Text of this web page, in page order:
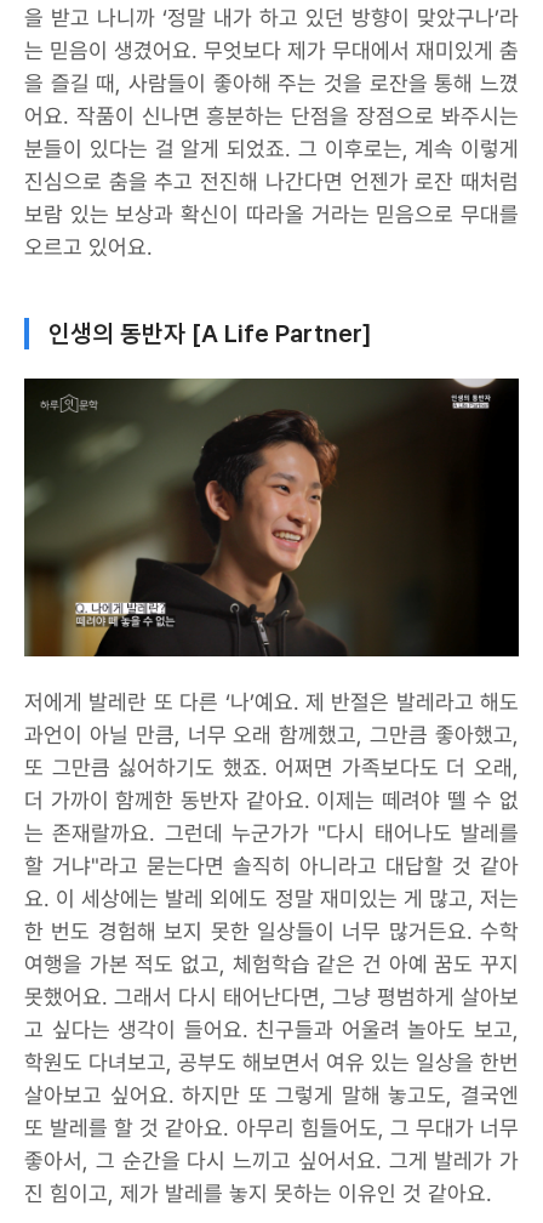
을 받고 나니까 ‘정말 내가 하고 있던 방향이 맞았구나’라
는 믿음이 생겼어요. 무엇보다 제가 무대에서 재미있게 춤
을 즐길 때, 사람들이 좋아해 주는 것을 로잔을 통해 느꼈
어요. 작품이 신나면 흥분하는 단점을 장점으로 봐주시는
분들이 있다는 걸 알게 되었죠. 그 이후로는, 계속 이렇게
진심으로 춤을 추고 전진해 나간다면 언젠가 로잔 때처럼
보람 있는 보상과 확신이 따라올 거라는 믿음으로 무대를
오르고 있어요.
인생의 동반자 [A Life Partner]
저에게 발레란 또 다른 ‘나’예요. 제 반절은 발레라고 해도
과언이 아닐 만큼, 너무 오래 함께했고, 그만큼 좋아했고,
또 그만큼 싫어하기도 했죠. 어쩌면 가족보다도 더 오래,
더 가까이 함께한 동반자 같아요. 이제는 떼려야 뗄 수 없
는 존재랄까요. 그런데 누군가가 "다시 태어나도 발레를
할 거냐"라고 묻는다면 솔직히 아니라고 대답할 것 같아
요. 이 세상에는 발레 외에도 정말 재미있는 게 많고, 저는
한 번도 경험해 보지 못한 일상들이 너무 많거든요. 수학
여행을 가본 적도 없고, 체험학습 같은 건 아예 꿈도 꾸지
못했어요. 그래서 다시 태어난다면, 그냥 평범하게 살아보
고 싶다는 생각이 들어요. 친구들과 어울려 놀아도 보고,
학원도 다녀보고, 공부도 해보면서 여유 있는 일상을 한번
살아보고 싶어요. 하지만 또 그렇게 말해 놓고도, 결국엔
또 발레를 할 것 같아요. 아무리 힘들어도, 그 무대가 너무
좋아서, 그 순간을 다시 느끼고 싶어서요. 그게 발레가 가
진 힘이고, 제가 발레를 놓지 못하는 이유인 것 같아요.